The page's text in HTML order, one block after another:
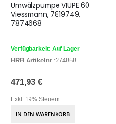
Umwälzpumpe VIUPE 60
Viessmann, 7819749,
7874668
Verfügbarkeit: Auf Lager
HRB Artikelnr.:274858
471,93 €
Exkl. 19% Steuern
IN DEN WARENKORB